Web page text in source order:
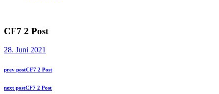
CF7 2 Post
28. Juni 2021
Beitragsnavigation
Previous
prev postCF7 2 Post
Next
next postCF7 2 Post